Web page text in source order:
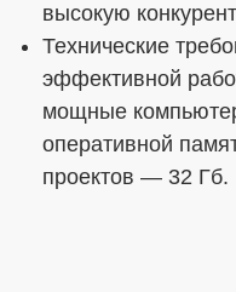
высокую
Технические
эффективной
мощные
оперативной
проектов — 32 Гб.